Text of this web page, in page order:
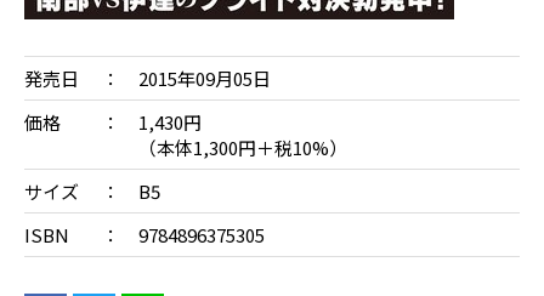
発売日
2015年09月05日
価格
1,430円
（本体1,300円＋税10%）
サイズ
B5
ISBN
9784896375305